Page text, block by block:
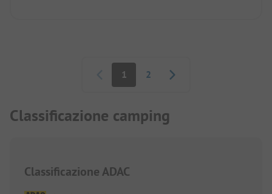
Paginazione
1 2
Classificazione camping
Classificazione ADAC